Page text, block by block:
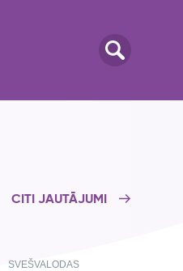
CITI JAUTĀJUMI
SVEŠVALODAS